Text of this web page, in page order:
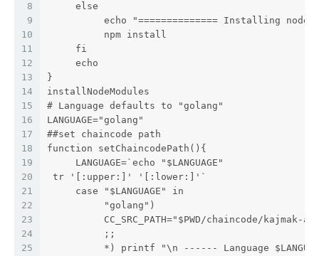
8
9
10
11
12
13
14
15
16
17
18
19
20
21
22
23
24
25
     else
echo "============== Installing node
          npm install
     fi
     echo
}
installNodeModules
# Language defaults to "golang"
LANGUAGE="golang"
##set chaincode path
function setChaincodePath(){
     LANGUAGE=`echo "$LANGUAGE"
tr '[:upper:]' '[:lower:]'`
     case "$LANGUAGE" in
          "golang")
CC_SRC_PATH="$PWD/chaincode/kajmak-
          ;;
*) printf "\n ------ Language